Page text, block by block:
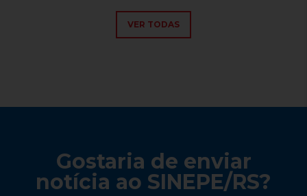
VER TODAS
Gostaria de enviar
notícia ao SINEPE/RS?